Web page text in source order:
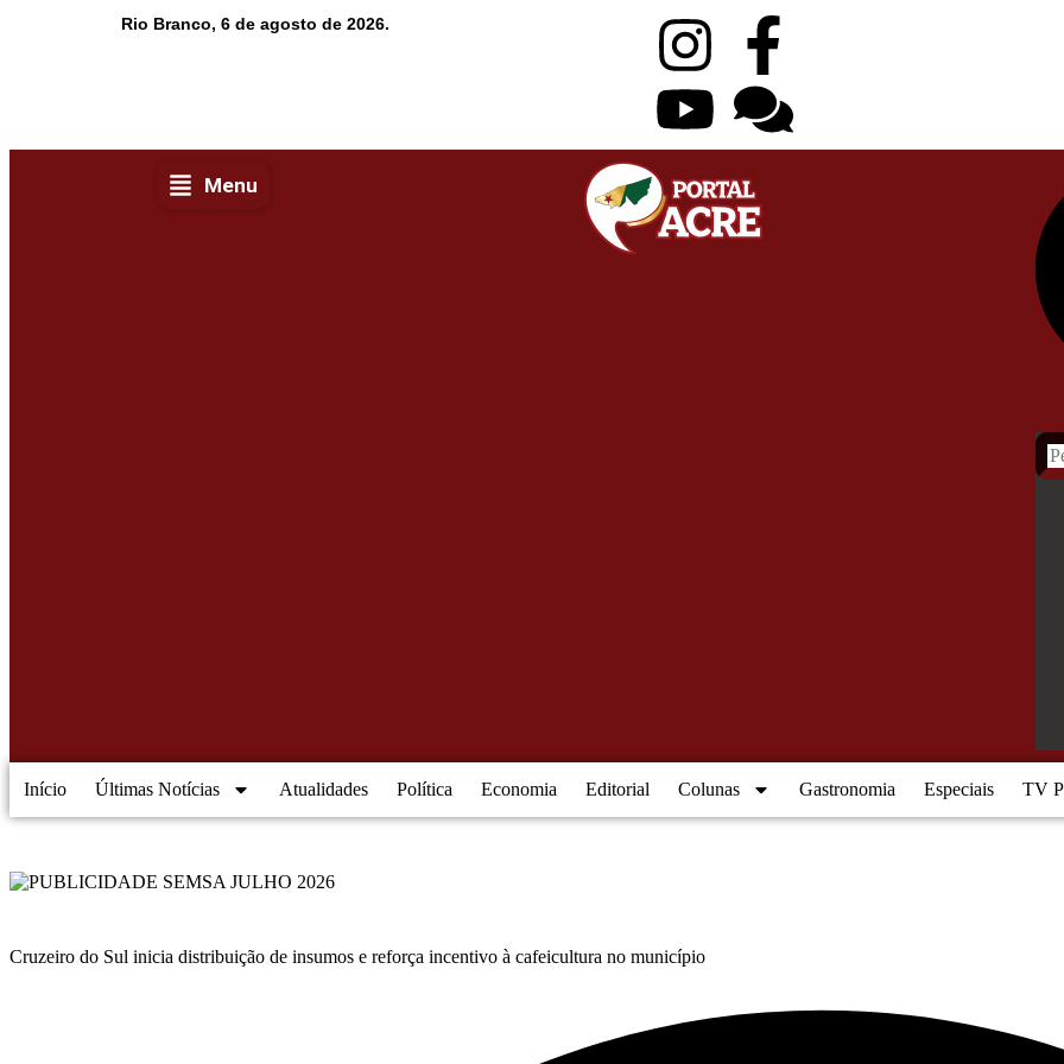
Rio Branco, 6 de agosto de 2026.
Menu
Início Últimas Notícias Atualidades Política Economia Editorial Colunas Gastronomia Especiais TV
Cruzeiro do Sul inicia distribuição de insumos e reforça incentivo à cafeicultura no município